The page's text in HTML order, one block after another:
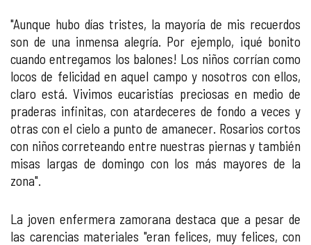
"Aunque hubo días tristes, la mayoría de mis recuerdos
son de una inmensa alegría. Por ejemplo, ¡qué bonito
cuando entregamos los balones! Los niños corrían como
locos de felicidad en aquel campo y nosotros con ellos,
claro está. Vivimos eucaristías preciosas en medio de
praderas infinitas, con atardeceres de fondo a veces y
otras con el cielo a punto de amanecer. Rosarios cortos
con niños correteando entre nuestras piernas y también
misas largas de domingo con los más mayores de la
zona".
La joven enfermera zamorana destaca que a pesar de
las carencias materiales "eran felices, muy felices, con